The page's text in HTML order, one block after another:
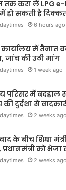
तक करा लें LPG
में हो सकती है
6 hours ago
में तैनात
जांच की उठी मांग
1 week ago
परिसर में बदहाल
दुर्दशा से
2 weeks ago
के बीच शिक्षा
को भेजा
2 weeks ago